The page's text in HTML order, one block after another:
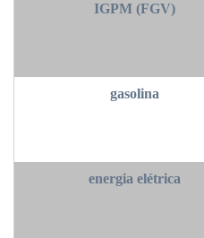
IGPM (FGV)
gasolina
energia elétrica